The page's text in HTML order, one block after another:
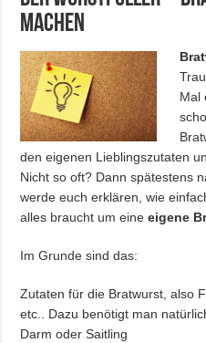
machen
Mal
den eigenen Lieblingszutaten
Nicht so oft? Dann spätestens
werde euch erklären, wie
alles braucht um eineeigene
Im Grunde sind das:
Zutaten für die Bratwurst, also
etc.. Dazu benötigt man
Darm oder Saitling